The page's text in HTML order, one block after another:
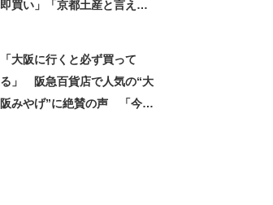
即買い」「京都土産と言え
「大阪に行くと必ず買って
る」 阪急百貨店で人気の“大
阪みやげ”に絶賛の声 「今ま